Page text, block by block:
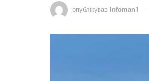
опублікував Infoman1